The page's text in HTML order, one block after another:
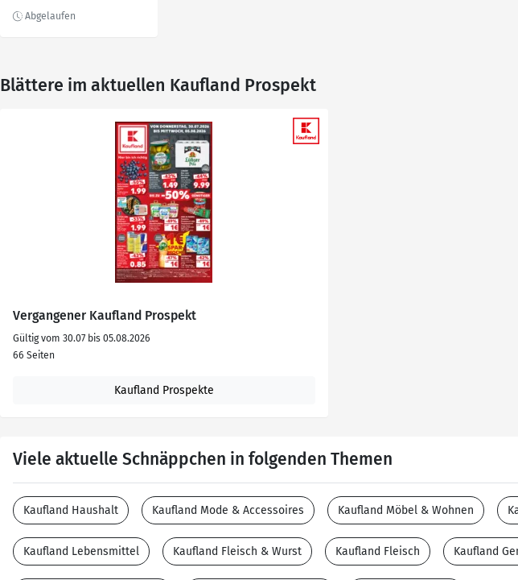
Blättere im aktuellen Kaufland Prospekt
Vergangener Kaufland Prospekt
Gültig vom 30.07 bis 05.08.2026
66 Seiten
Kaufland Prospekte
Viele aktuelle Schnäppchen in folgenden Themen
Kaufland Haushalt Kaufland Mode & Accessoires Kaufland Möbel & Wohnen
Kaufland Lebensmittel Kaufland Fleisch & Wurst Kaufland Fleisch Kaufland